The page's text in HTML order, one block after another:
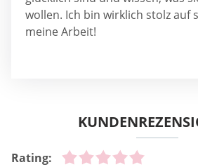
wollen. Ich bin wirklich stolz auf
meine Arbeit!
Rating: